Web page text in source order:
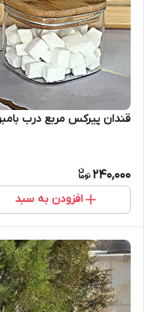
قندان پیرکس مربع درب
240,000
افزودن به سبد